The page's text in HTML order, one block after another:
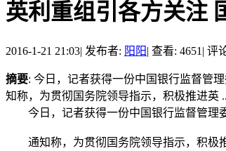
英利重组引各方关注
2016-1-21 21:03| 发布者: 阳阳| 查看: 4651 | 评
摘要: 今日，记者获得一份中国银行监督管
知称，为贯彻国务院领导指示，积极推进英
今日，记者获得一份中国银行监督管理委
通知称，为贯彻国务院领导指示，积极推